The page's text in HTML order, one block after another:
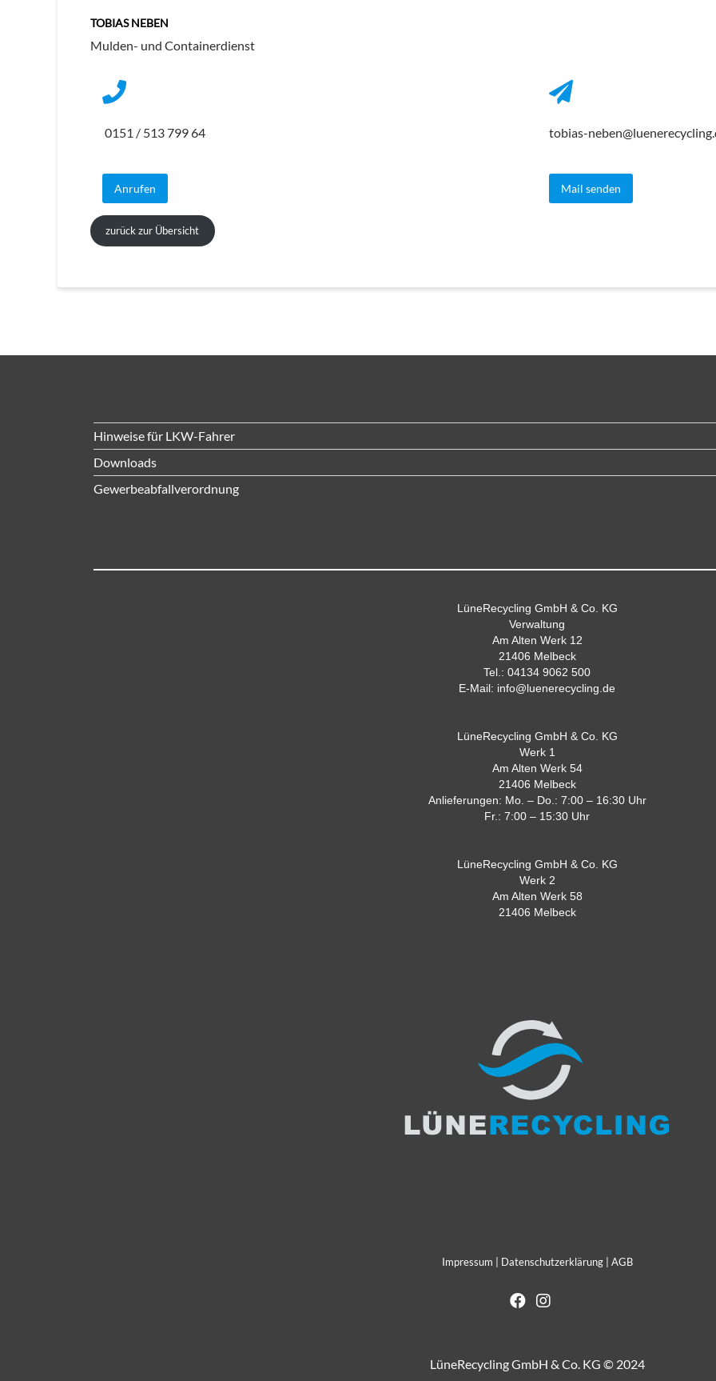
TOBIAS NEBEN
Mulden- und Containerdienst
0151 / 513 799 64
Anrufen
tobias-
Mail senden
zurück zur Übersicht
Hinweise für LKW-Fahrer
Downloads
Gewerbeabfallverordnung
LüneRecycling GmbH & Co. KG
Verwaltung
Am Alten Werk 12
21406 Melbeck
Tel.: 04134 9062 500
E-Mail: info@luenerecycling.de
LüneRecycling GmbH & Co. KG
Werk 1
Am Alten Werk 54
21406 Melbeck
Anlieferungen: Mo. – Do.: 7:00 – 16:30 Uhr
Fr.: 7:00 – 15:30 Uhr
LüneRecycling GmbH & Co. KG
Werk 2
Am Alten Werk 58
21406 Melbeck
Impressum Datenschutzerklärung| AGB
LüneRecycling GmbH & Co. KG © 2024